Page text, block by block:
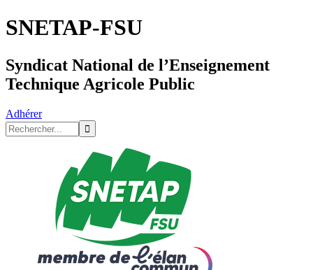
SNETAP-FSU
Syndicat National de l’Enseignement
Technique Agricole Public
Adhérer